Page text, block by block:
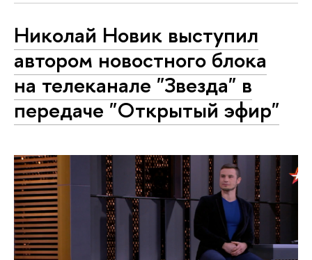
Николай Новик выступил
автором новостного блока
на телеканале "Звезда" в
передаче "Открытый эфир"